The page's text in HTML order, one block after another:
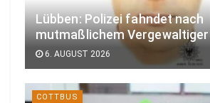
Lübben: Polizei fahndet nach
mutmaßlichem Vergewaltiger
6. AUGUST 2026
COTTBUS